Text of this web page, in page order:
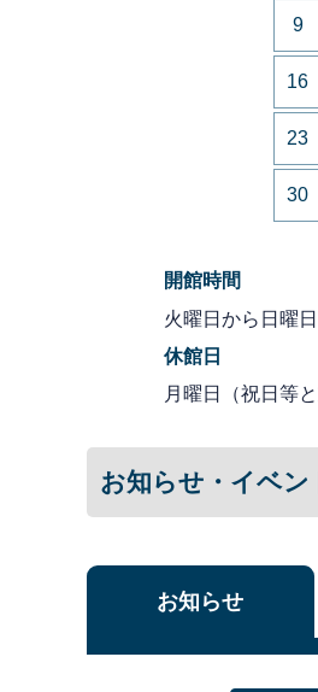
9
16
23
30
開館時間
火曜日から日曜
休館日
月曜日（祝日等
お知らせ・イベン
お知らせ